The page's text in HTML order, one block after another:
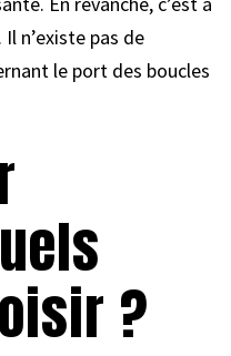
n’existe pas de
le port des boucles
?